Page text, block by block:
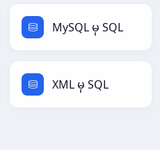
MySQL မှ SQL
XML မှ SQL